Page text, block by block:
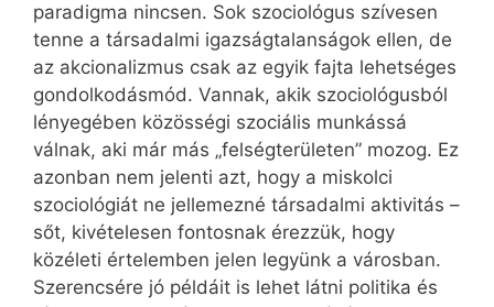
paradigma nincsen. Sok szociológus szívesen
tenne a társadalmi igazságtalanságok ellen, de
az akcionalizmus csak az egyik fajta lehetséges
gondolkodásmód. Vannak, akik szociológusból
lényegében közösségi szociális munkássá
válnak, aki már más „felségterületen” mozog. Ez
azonban nem jelenti azt, hogy a miskolci
szociológiát ne jellemezné társadalmi aktivitás –
sőt, kivételesen fontosnak érezzük, hogy
közéleti értelemben jelen legyünk a városban.
Szerencsére jó példáit is lehet látni politika és